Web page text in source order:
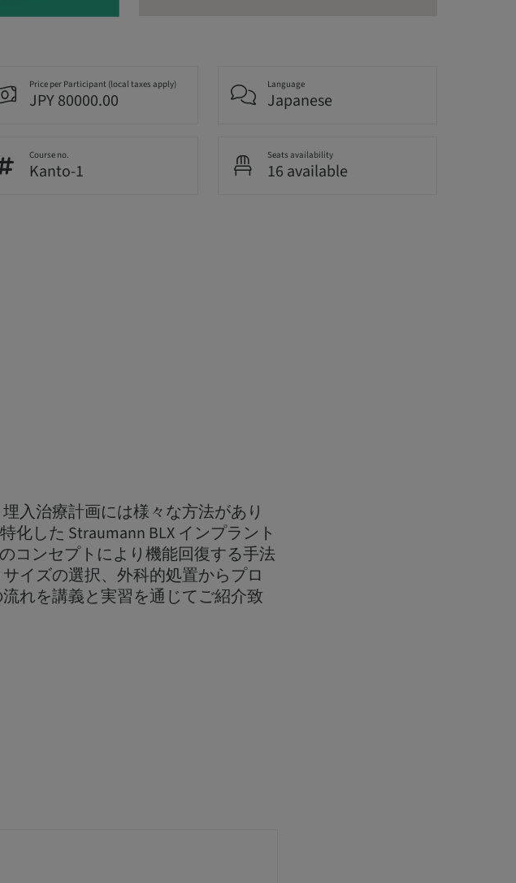
Price per Participant (local taxes apply)
JPY 80000.00
Language
Japanese
Course no.
Kanto-1
Seats availability
16 available
入治療計画には様々な方法があり
した Straumann BLX インプラント
コンセプトにより機能回復する手法
イズの選択、外科的処置からプロ
れを講義と実習を通じてご紹介致